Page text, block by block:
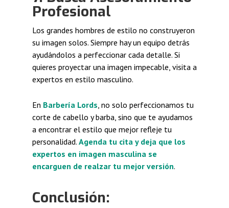
Profesional
Los grandes hombres de estilo no construyeron
su imagen solos. Siempre hay un equipo detrás
ayudándolos a perfeccionar cada detalle. Si
quieres proyectar una imagen impecable, visita a
expertos en estilo masculino.
En Barbería Lords, no solo perfeccionamos tu
corte de cabello y barba, sino que te ayudamos
a encontrar el estilo que mejor refleje tu
personalidad. Agenda tu cita y deja que los
expertos en imagen masculina se
encarguen de realzar tu mejor versión.
Conclusión: